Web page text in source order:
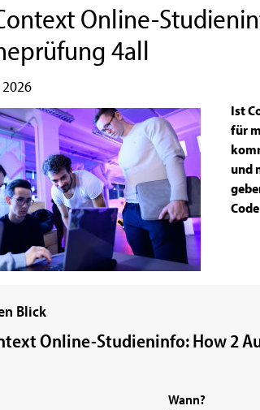
Online-
4all
Ist
für
und
Blick
Online-Studieninfo: How 2
Wann?